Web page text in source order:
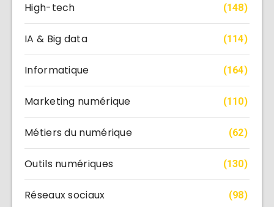
High-tech (148)
IA & Big data (114)
Informatique (164)
Marketing numérique (110)
Métiers du numérique (62)
Outils numériques (130)
Réseaux sociaux (98)